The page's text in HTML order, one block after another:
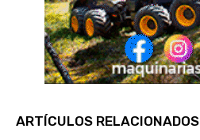
ARTÍCULOS RELACIONADOS